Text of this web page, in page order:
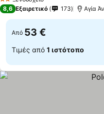
2 Αστέρια
8,6 Εξαιρετικό 173 Αγία
Από 53 €
Τιμές από 1 ιστότοπο